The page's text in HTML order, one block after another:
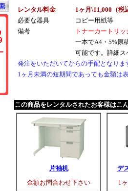
レンタル料金 1ヶ月\11,000（税
必要な器具
コピー用紙等
備考
トナーカートリ
一本でA4・5%原
可能です。詳細
発注をいただいてからの手配となり
1ヶ月未満の短期間であっても金額は
この商品をレンタルされたお客様はこ
片袖机
金額お問合わせ下さい
デ
1